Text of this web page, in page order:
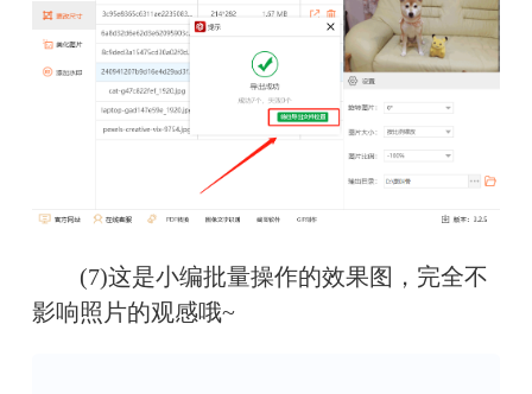
(7)这是小编批量操作的效果图，完全不
影响照片的观感哦~